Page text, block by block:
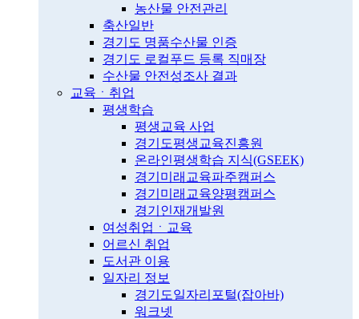
농산물 안전관리
축산일반
경기도 명품수산물 인증
경기도 로컬푸드 등록 직매장
수산물 안전성조사 결과
교육ㆍ취업
평생학습
평생교육 사업
경기도평생교육진흥원
온라인평생학습 지식(GSEEK)
경기미래교육파주캠퍼스
경기미래교육양평캠퍼스
경기인재개발원
여성취업ㆍ교육
어르신 취업
도서관 이용
일자리 정보
경기도일자리포털(잡아바)
워크넷